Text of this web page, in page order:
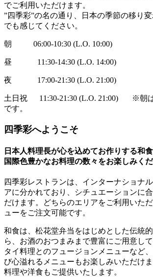
でご利用いただけます。
”四季彩”の名の通り、日本の季節の移り
でも感じてください。
朝 06:00-10:30 (L.O. 10:00)
昼 11:30-14:30 (L.O. 14:00)
夜 17:00-21:30 (L.O. 21:00)
土日祝 11:30-21:30 (L.O. 21:00) ※朝は
です。
四季彩へようこそ
日本人料理長が心を込めてお作りする和
国際色豊かなお料理の数々をお楽しみく
四季彩レストランは、インターナショナ
アに分かれており、シチュエーションに
だけます。どちらのエリアをご利用いた
ューをご注文可能です。
和食は、松花堂弁当をはじめとした伝統
ら、お酒のおつまみまで豊富にご用意し
タイ料理とのフュージョンメニューなど
び心溢れるメニューもお楽しみいただけ
料理や洋食もご提供いたします。